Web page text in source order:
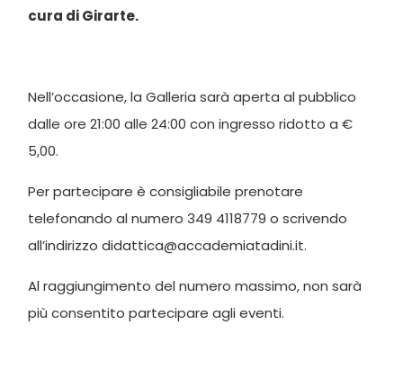
cura di Girarte.
Nell’occasione, la Galleria sarà aperta al pubblico
dalle ore 21:00 alle 24:00 con ingresso ridotto a €
5,00.
Per partecipare è consigliabile prenotare
telefonando al numero 349 4118779 o scrivendo
all’indirizzo didattica@accademiatadini.it.
Al raggiungimento del numero massimo, non sarà
più consentito partecipare agli eventi.